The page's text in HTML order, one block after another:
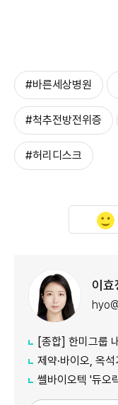
#바른세상병원
#척추전방전위증
#허리디스크
이효
[종합] 한미그룹 내홍
제약·바이오, 옥석가리기
쎌바이오텍 '듀오락',